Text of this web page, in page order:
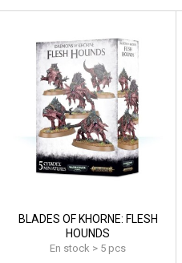
BLADES OF KHORNE: FLESH
HOUNDS
En stock > 5 pcs